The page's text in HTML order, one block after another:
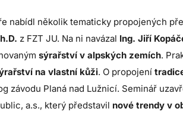
nabídl několik tematicky propojených
z FZT JU. Na ni navázal Ing. Jiří
sýrařství v alpských zemích.
na vlastní kůži. O propojení
závodu Planá nad Lužnicí. Seminář
a.s., který představil nové trendy v